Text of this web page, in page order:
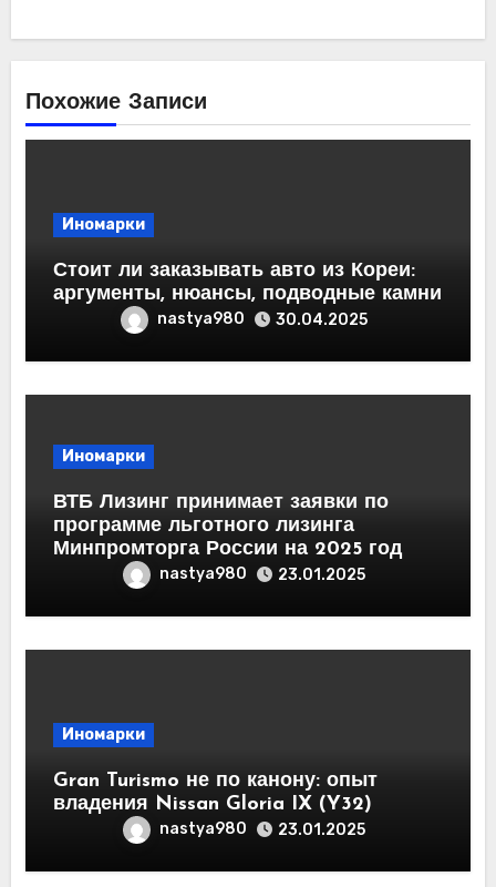
Похожие Записи
Иномарки
Стоит ли заказывать авто из Кореи:
аргументы, нюансы, подводные камни
nastya980 30.04.2025
Иномарки
ВТБ Лизинг принимает заявки по
программе льготного лизинга
Минпромторга России на 2025 год
nastya980 23.01.2025
Иномарки
Gran Turismo не по канону: опыт
владения Nissan Gloria IX (Y32)
nastya980 23.01.2025